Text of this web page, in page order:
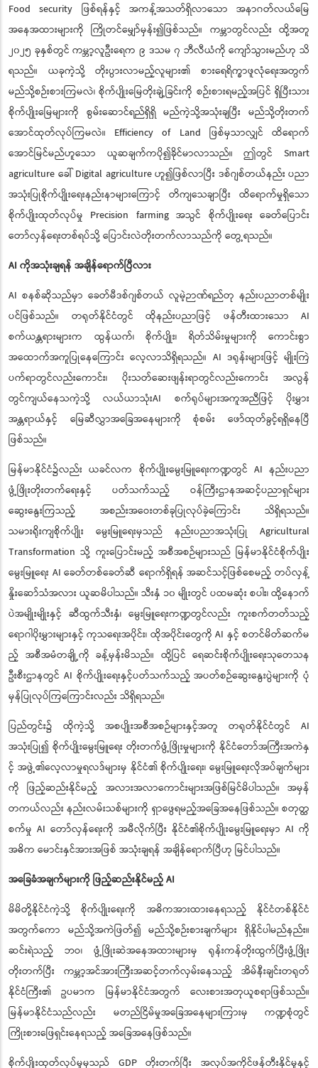
Food security ဖြစ်ရန်နှင့် အကန့်အသတ်ရှိလာသော အနာဂတ်လယ်မြေ
အနေအထားများကို ကြိုတင်မျှော်မှန်း၍ဖြစ်သည်။ ကမ္ဘာတွင်လည်း ထို့အတူ
၂၀၂၅ ခုနှစ်တွင် ကမ္ဘာ့လူဦးရေက ၉ ဒသမ ၇ ဘီလီယံကို ကျော်သွားမည်ဟု သိ
ရသည်။ ယခုကဲ့သို့ တိုးပွားလာမည့်လူများ၏ စားရေရိက္ခာဖူလုံရေးအတွက်
မည်သို့စဉ်းစားကြမလဲ၊ စိုက်ပျိုးမြေတိုးချဲ့ခြင်းကို စဉ်းစားရမည့်အပြင် ရှိပြီးသား
စိုက်ပျိုးမြေများကို စွမ်းဆောင်ရည်ရှိရှိ မည်ကဲ့သို့အသုံးချပြီး မည်သို့တိုးတက်
အောင်ထုတ်လုပ်ကြမလဲ။ Efficiency of Land ဖြစ်မှသာလျှင် ထိရောက်
အောင်မြင်မည်ဟူသော ယူဆချက်ကပို၍ခိုင်မာလာသည်။ ဤတွင် Smart
agriculture ခေါ် Digital agriculture ဟူ၍ဖြစ်လာပြီး ဒစ်ဂျစ်တယ်နည်း ပညာ
အသုံးပြုစိုက်ပျိုးရေးနည်းနာများကြောင့် တိကျသေချာပြီး ထိရောက်မှုရှိသော
စိုက်ပျိုးထုတ်လုပ်မှု Precision farming အသွင် စိုက်ပျိုးရေး ခေတ်ပြောင်း
တော်လှန်ရေးတစ်ရပ်သို့ ပြောင်းလဲတိုးတက်လာသည်ကို တွေ့ရသည်။
AI ကိုအသုံးချရန် အချိန်ရောက်ပြီလား
AI စနစ်ဆိုသည်မှာ ခေတ်မီဒစ်ဂျစ်တယ် လူမဲ့ဉာဏ်ရည်တု နည်းပညာတစ်မျိုး
ပင်ဖြစ်သည်။ တရုတ်နိုင်ငံတွင် ထိုနည်းပညာဖြင့် ဖန်တီးထားသော AI
စက်ယန္တရားများက ထွန်ယက်၊ စိုက်ပျိုး၊ ရိတ်သိမ်းမှုများကို ကောင်းစွာ
အထောက်အကူပြုနေကြောင်း လေ့လာသိရှိရသည်။ AI ဒရုန်းများဖြင့် မျိုးကြဲ
ပက်ရာတွင်လည်းကောင်း၊ ပိုးသတ်ဆေးဖျန်းရာတွင်လည်းကောင်း အလွန်
တွင်ကျယ်နေသကဲ့သို့ လယ်ယာသုံးAI စက်ရုပ်များအကူအညီဖြင့် ပိုးမွှား
အန္တရာယ်နှင့် မြေဆီလွှာအခြေအနေများကို စုံစမ်း ဖော်ထုတ်ခွင့်ရရှိနေပြီ
ဖြစ်သည်။
မြန်မာနိုင်ငံ၌လည်း ယခင်လက စိုက်ပျိုးမွေးမြူရေးကဏ္ဍတွင် AI နည်းပညာ
ဖွံ့ဖြိုးတိုးတက်ရေးနှင့် ပတ်သက်သည့် ဝန်ကြီးဌာနအဆင့်ပညာရှင်များ
ဆွေးနွေးကြသည့် အစည်းအဝေးတစ်ခုပြုလုပ်ခဲ့ကြောင်း သိရှိရသည်။
သမားရိုးကျစိုက်ပျိုး မွေးမြူရေးမှသည် နည်းပညာအသုံးပြု Agricultural
Transformation သို့ ကူးပြောင်းမည့် အစီအစဉ်များသည် မြန်မာနိုင်ငံစိုက်ပျိုး
မွေးမြူရေး AI ခေတ်တစ်ခေတ်ဆီ ရောက်ရှိရန် အဆင်သင့်ဖြစ်စေမည့် တပ်လှန့်
နှိုးဆော်သံအလား ယူဆမိပါသည်။ သီးနှံ ၁၀ မျိုးတွင် ပထမဆုံး စပါး၊ ထို့နောက်
ပဲအမျိုးမျိုးနှင့် ဆီထွက်သီးနှံ၊ မွေးမြူရေးကဏ္ဍတွင်လည်း ကူးစက်တတ်သည့်
ရောဂါပိုးမွှားများနှင့် ကုသရေးအပိုင်း၊ ထိုအပိုင်းတွေကို AI နှင့် စတင်မိတ်ဆက်မ
ည့် အစီအမံတချို့ကို ခန့်မှန်းမိသည်။ ထို့ပြင် ရေဆင်းစိုက်ပျိုးရေးသုတေသန
ဦးစီးဌာနတွင် AI စိုက်ပျိုးရေးနှင့်ပတ်သက်သည့် အပတ်စဉ်ဆွေးနွေးပွဲများကို ပုံ
မှန်ပြုလုပ်ကြကြောင်းလည်း သိရှိရသည်။
ပြည်တွင်း၌ ထိုကဲ့သို့ အစပျိုးအစီအစဉ်များနှင့်အတူ တရုတ်နိုင်ငံတွင် AI
အသုံးပြု၍ စိုက်ပျိုးမွေးမြူရေး တိုးတက်ဖွံ့ဖြိုးမှုများကို နိုင်ငံတော်အကြီးအကဲနှ
င့် အဖွဲ့၏လေ့လာမှုရလဒ်များမှ နိုင်ငံ၏ စိုက်ပျိုးရေး၊ မွေးမြူရေးလိုအပ်ချက်များ
ကို ဖြည့်ဆည်းနိုင်မည့် အလားအလာကောင်းများအဖြစ်မြင်မိပါသည်။ အမှန်
တကယ်လည်း နည်းလမ်းသစ်များကို ရှာဖွေရမည့်အခြေအနေဖြစ်သည်။ စတုတ္ထ
စက်မှု AI တော်လှန်ရေးကို အမီလိုက်ပြီး နိုင်ငံ၏စိုက်ပျိုးမွေးမြူရေးမှာ AI ကို
အဓိက မောင်းနှင်အားအဖြစ် အသုံးချရန် အချိန်ရောက်ပြီဟု မြင်ပါသည်။
အခြေခံအချက်များကို ဖြည့်ဆည်းနိုင်မည့် AI
မိမိတို့နိုင်ငံကဲ့သို့ စိုက်ပျိုးရေးကို အဓိကအားထားနေရသည့် နိုင်ငံတစ်နိုင်ငံ
အတွက်ကော မည်သို့အကဲဖြတ်၍ မည်သို့စဉ်းစားချက်များ ရှိနိုင်ပါမည်နည်း။
ဆင်းရဲသည့် ဘဝ၊ ဖွံ့ဖြိုးဆဲအနေအထားများမှ ရုန်းကန်တိုးထွက်ပြီးဖွံ့ဖြိုး
တိုးတက်ပြီး ကမ္ဘာ့အင်အားကြီးအဆင့်တက်လှမ်းနေသည့် အိမ်နီးချင်းတရုတ်
နိုင်ငံကြီး၏ ဥပမာက မြန်မာနိုင်ငံအတွက် လေးစားအတုယူစရာဖြစ်သည်။
မြန်မာနိုင်ငံသည်လည်း မတည်ငြိမ်မှုအခြေအနေများကြားမှ ကဏ္ဍစုံတွင်
ကြိုးစားဖြေရှင်းနေရသည့် အခြေအနေဖြစ်သည်။
စိုက်ပျိုးထုတ်လုပ်မှုမှသည် GDP တိုးတက်ပြီး အလုပ်အကိုင်ဖန်တီးနိုင်မှုနှင့်